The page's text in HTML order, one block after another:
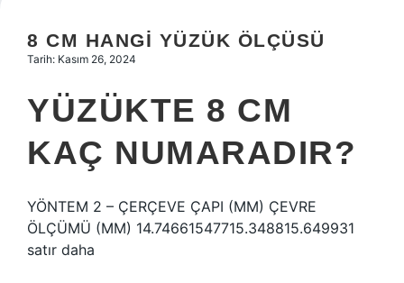
8 CM HANGI YÜZÜK ÖLÇÜSÜ
Tarih: Kasım 26, 2024
YÜZÜKTE 8 CM
KAÇ NUMARADIR?
YÖNTEM 2 – ÇERÇEVE ÇAPI (MM) ÇEVRE
ÖLÇÜMÜ (MM) 14.74661547715.348815.649931
satır daha